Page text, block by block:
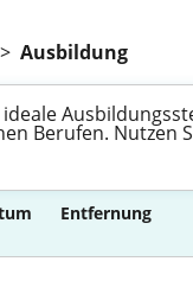
> Ausbildung
ideale
Berufen. Nutzen
Entfernung